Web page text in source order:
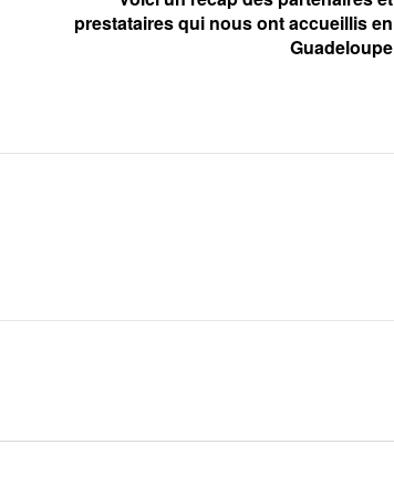
prestataires qui nous ont accueillis en
Guadeloupe